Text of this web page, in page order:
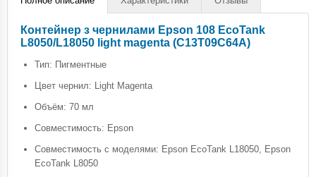
Контейнер з чернилами Epson 108 EcoTank
L8050/L18050 light magenta (C13T09C64A)
Тип: Пигментные
Цвет чернил: Light Magenta
Объём: 70 мл
Совместимость: Epson
Совместимость с моделями: Epson EcoTank L18050, Epson
EcoTank L8050